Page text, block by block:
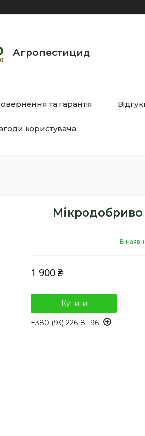
Агропестицид
та гарантія
користувача
Мікродобриво
В
1 900 ₴
Купити
+380 (93) 226-81-96